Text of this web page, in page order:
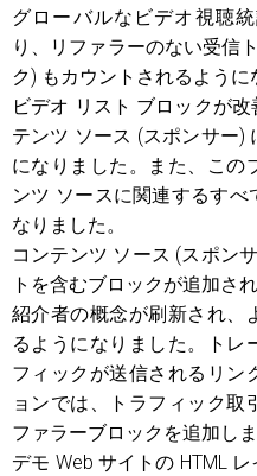
グローバルなビデオ視聴
り、リファラーのない受信
ク) もカウントされるように
ビデオ リスト ブロックが
テンツ ソース (スポンサー)
になりました。また、この
ンツ ソースに関連するす
なりました。
コンテンツ ソース (スポン
トを含むブロックが追加され
紹介者の概念が刷新され、
るようになりました。トレ
フィックが送信されるリン
ョンでは、トラフィック取
ファラーブロックを追加しま
デモ Web サイトの HTML